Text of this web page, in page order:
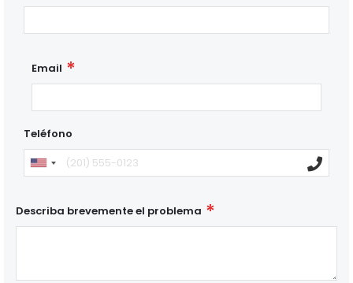
Email
Teléfono
Describa brevemente el problema